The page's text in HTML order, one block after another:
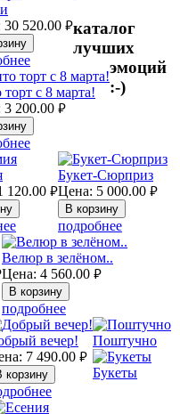
30 520.00 руб.
торт с 8 марта!
3 200.00 руб.
120.00 руб.
Букет-Сюрприз
Цена: 5 000.00 руб.
подробнее
Велюр в зелёном..
Цена: 4 560.00 руб.
подробнее
вечер!
7 490.00 руб.
каталог
лучших
эмоций
:-)
Поштучно
Букеты